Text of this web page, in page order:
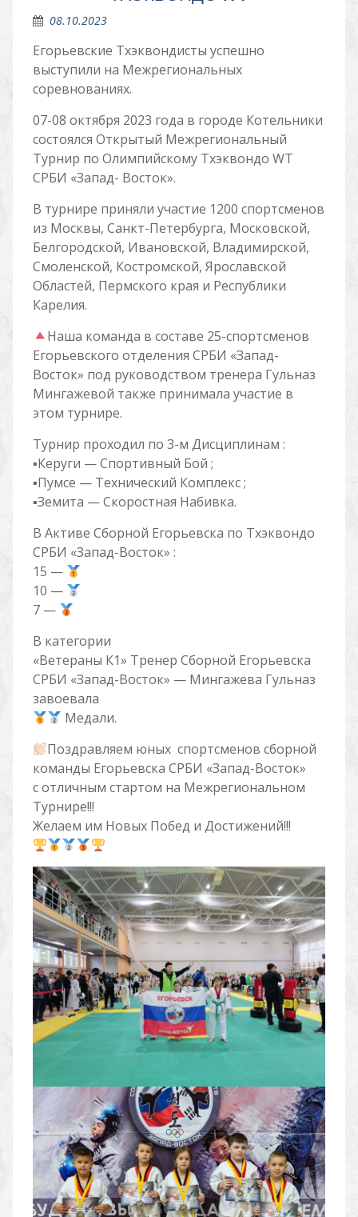
08.10.2023
Егорьевские Тхэквондисты успешно
выступили на Межрегиональных
соревнованиях.
07-08 октября 2023 года в городе Котельники
состоялся Открытый Межрегиональный
Турнир по Олимпийскому Тхэквондо WT
СРБИ «Запад- Восток».
В турнире приняли участие 1200 спортсменов
из Москвы, Санкт-Петербурга, Московской,
Белгородской, Ивановской, Владимирской,
Смоленской, Костромской, Ярославской
Областей, Пермского края и Республики
Карелия.
Наша команда в составе 25-спортсменов
Егорьевского отделения СРБИ «Запад-
Восток» под руководством тренера Гульназ
Мингажевой также принимала участие в
этом турнире.
Турнир проходил по 3-м Дисциплинам :
▪︎Керуги — Спортивный Бой ;
▪︎Пумсе — Технический Комплекс ;
▪︎Земита — Скоростная Набивка.
В Активе Сборной Егорьевска по Тхэквондо
СРБИ «Запад-Восток» :
15 —
10 —
7 —
В категории
«Ветераны К1» Тренер Сборной Егорьевска
СРБИ «Запад-Восток» — Мингажева Гульназ
завоевала
Медали.
Поздравляем юных спортсменов сборной
команды Егорьевска СРБИ «Запад-Восток»
с отличным стартом на Межрегиональном
Турнире!!!
Желаем им Новых Побед и Достижений!!!